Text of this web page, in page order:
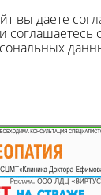
вы даете
соглашаетесь